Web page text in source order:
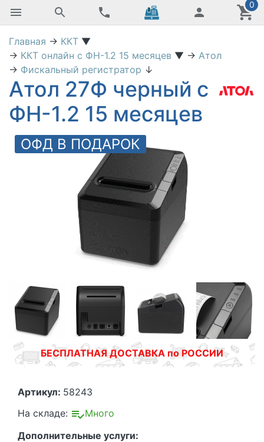
0
Главная → ККТ ▼
→ ККТ онлайн с ФН-1.2 15 месяцев ▼ → Атол
→ Фискальный регистратор ↓
Атол 27Ф черный с
ФН-1.2 15 месяцев
ОФД В ПОДАРОК
БЕСПЛАТНАЯ ДОСТАВКА по РОССИИ
Артикул: 58243
На складе:
Много
Дополнительные услуги: